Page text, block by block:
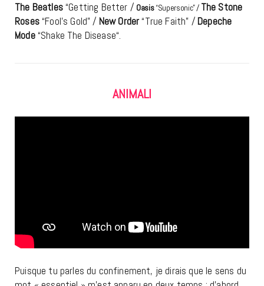
The Beatles“Getting Better / Oasis“Supersonic” / The Stone
Roses“Fool’s Gold” / New Order“True Faith” / Depeche
Mode“Shake The Disease“.
ANIMALI
Puisque tu parles du confinement, je dirais que le sens du